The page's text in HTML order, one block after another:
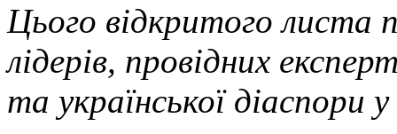
Цього відкритого листа
лідерів, провідних
та української діаспори у